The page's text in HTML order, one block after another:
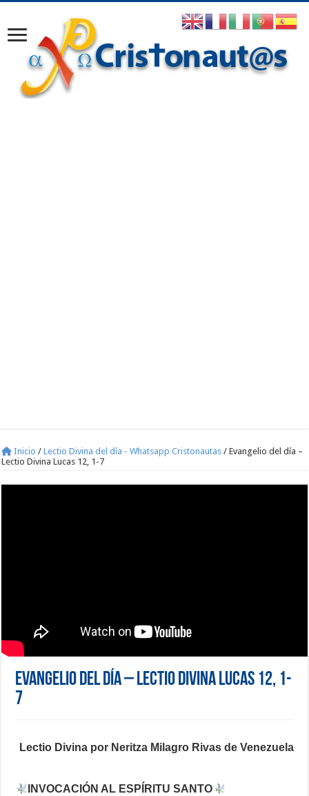
Inicio / Lectio Divina del día - Whatsapp Cristonautas / Evangelio del día –
Lectio Divina Lucas 12, 1-7
Evangelio del día – Lectio Divina Lucas 12, 1-
7
Lectio Divina por Neritza Milagro Rivas de Venezuela
INVOCACIÓN AL ESPÍRITU SANTO